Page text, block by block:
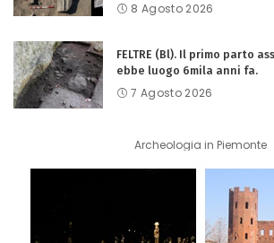
8 Agosto 2026
FELTRE (Bl). Il primo parto
ebbe luogo 6mila anni fa.
7 Agosto 2026
Archeologia in Piemonte